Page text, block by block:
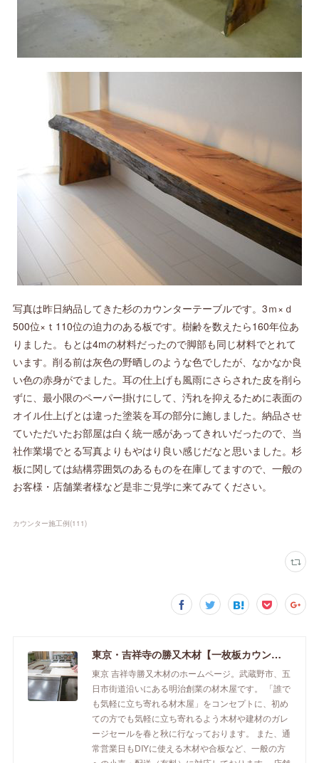
写真は昨日納品してきた杉のカウンターテーブルです。3ｍ×ｄ
500位×ｔ110位の迫力のある板です。樹齢を数えたら160年位あ
りました。もとは4mの材料だったので脚部も同じ材料でとれて
います。削る前は灰色の野晒しのような色でしたが、なかなか良
い色の赤身がでました。耳の仕上げも風雨にさらされた皮を削ら
ずに、最小限のペーパー掛けにして、汚れを抑えるために表面の
オイル仕上げとは違った塗装を耳の部分に施しました。納品させ
ていただいたお部屋は白く統一感があってきれいだったので、当
社作業場でとる写真よりもやはり良い感じだなと思いました。杉
板に関しては結構雰囲気のあるものを在庫してますので、一般の
お客様・店舗業者様など是非ご見学に来てみてください。
カウンター施工例(111)
東京・吉祥寺の勝又木材【一枚板カウンター】
東京 吉祥寺勝又木材のホームページ。武蔵野市、五
日市街道沿いにある明治創業の材木屋です。 「誰で
も気軽に立ち寄れる材木屋」をコンセプトに、初め
ての方でも気軽に立ち寄れるよう木材や建材のガレ
ージセールを春と秋に行なっております。 また、通
常営業日もDIYに使える木材や合板など、一般の方